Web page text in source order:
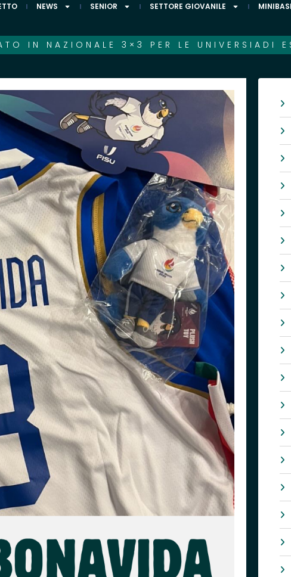
NEWS SENIOR SETTORE GIOVANILE
IN NAZIONALE 3×3 PER LE UNIVERSIADI